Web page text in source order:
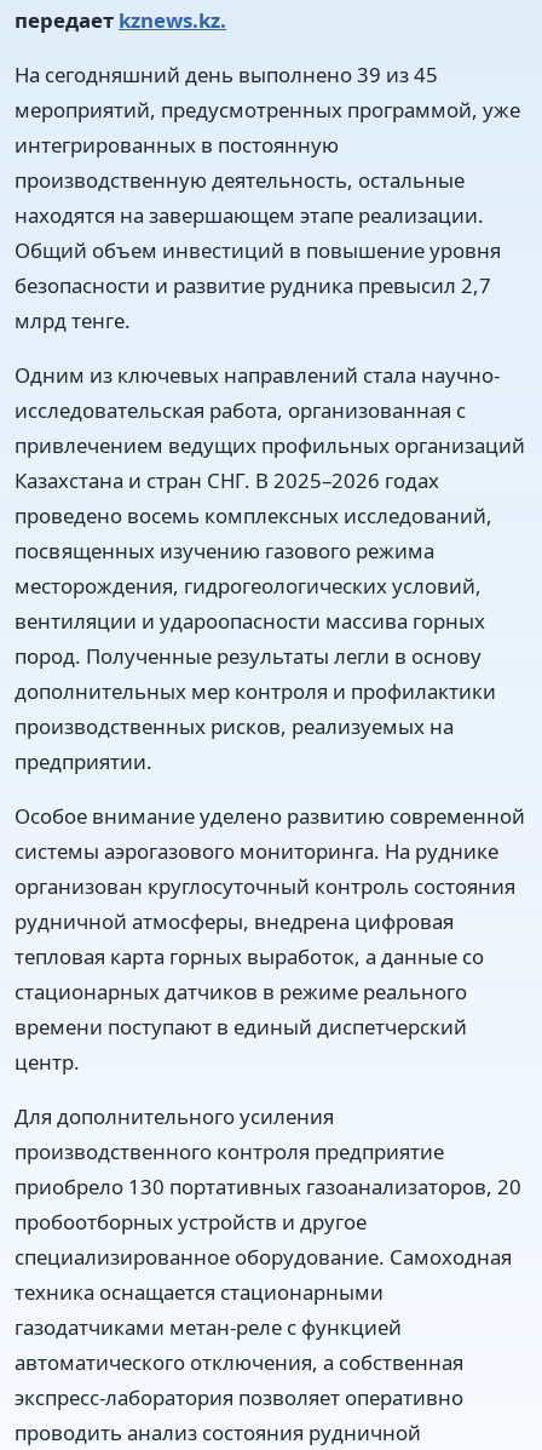
передает kznews.kz.
На сегодняшний день выполнено 39 из 45
мероприятий, предусмотренных программой, уже
интегрированных в постоянную
производственную деятельность, остальные
находятся на завершающем этапе реализации.
Общий объем инвестиций в повышение уровня
безопасности и развитие рудника превысил 2,7
млрд тенге.
Одним из ключевых направлений стала научно-
исследовательская работа, организованная с
привлечением ведущих профильных организаций
Казахстана и стран СНГ. В 2025–2026 годах
проведено восемь комплексных исследований,
посвященных изучению газового режима
месторождения, гидрогеологических условий,
вентиляции и удароопасности массива горных
пород. Полученные результаты легли в основу
дополнительных мер контроля и профилактики
производственных рисков, реализуемых на
предприятии.
Особое внимание уделено развитию современной
системы аэрогазового мониторинга. На руднике
организован круглосуточный контроль состояния
рудничной атмосферы, внедрена цифровая
тепловая карта горных выработок, а данные со
стационарных датчиков в режиме реального
времени поступают в единый диспетчерский
центр.
Для дополнительного усиления
производственного контроля предприятие
приобрело 130 портативных газоанализаторов, 20
пробоотборных устройств и другое
специализированное оборудование. Самоходная
техника оснащается стационарными
газодатчиками метан-реле с функцией
автоматического отключения, а собственная
экспресс-лаборатория позволяет оперативно
проводить анализ состояния рудничной